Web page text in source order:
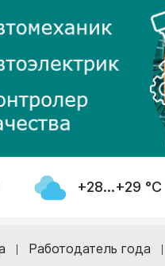
+28...+29 °С
Работодатель года